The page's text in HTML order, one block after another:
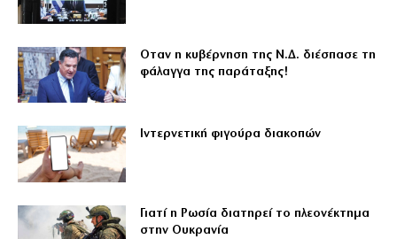
Οταν η κυβέρνηση της Ν.Δ. διέσπασε τη
φάλαγγα της παράταξης!
Ιντερνετική φιγούρα διακοπών
Γιατί η Ρωσία διατηρεί το πλεονέκτημα
στην Ουκρανία